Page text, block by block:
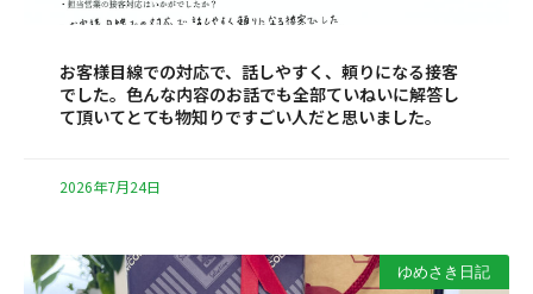
お客様目線での対応で、話しやすく、頼りになる接客
でした。色んな内容のお話でも全部ていねいに解答し
て頂いてとても物知りですごい人だと思いました。
2026年7月24日
ゆめさき日記